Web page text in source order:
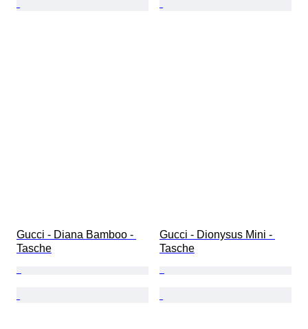
Gucci - Diana Bamboo -
Tasche
Gucci - Dionysus Mini -
Tasche